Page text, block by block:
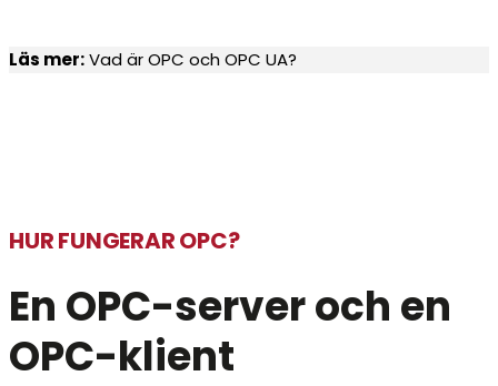
Läs mer:Vad är OPC och OPC UA?
HUR FUNGERAR OPC?
En OPC-server och en
OPC-klient